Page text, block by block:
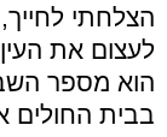
הצלחתי
לעצום את
הוא מספר
בבית החולים